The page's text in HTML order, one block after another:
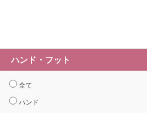
ハンド・フット
全て
ハンド